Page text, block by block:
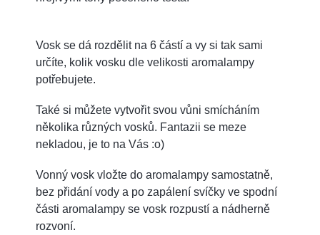
Vosk se dá rozdělit na 6 částí a vy si tak sami
určíte, kolik vosku dle velikosti aromalampy
potřebujete.
Také si můžete vytvořit svou vůni smícháním
několika různých vosků. Fantazii se meze
nekladou, je to na Vás :o)
Vonný vosk vložte do aromalampy samostatně,
bez přidání vody a po zapálení svíčky ve spodní
části aromalampy se vosk rozpustí a nádherně
rozvoní.